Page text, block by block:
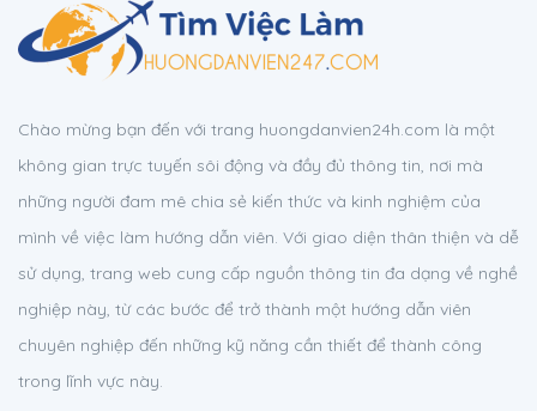
Chào mừng bạn đến với trang huongdanvien24h.com là một
không gian trực tuyến sôi động và đầy đủ thông tin, nơi mà
những người đam mê chia sẻ kiến thức và kinh nghiệm của
mình về việc làm hướng dẫn viên. Với giao diện thân thiện và dễ
sử dụng, trang web cung cấp nguồn thông tin đa dạng về nghề
nghiệp này, từ các bước để trở thành một hướng dẫn viên
chuyên nghiệp đến những kỹ năng cần thiết để thành công
trong lĩnh vực này.